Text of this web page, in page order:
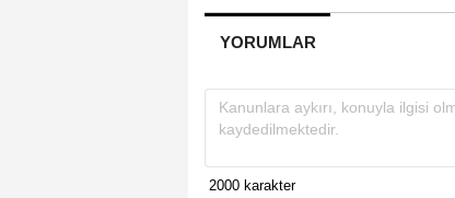
YORUMLAR